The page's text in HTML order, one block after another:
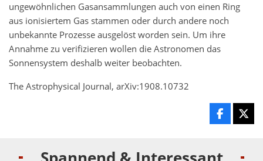
ungewöhnlichen Gasansammlungen auch von einen Ring
aus ionisiertem Gas stammen oder durch andere noch
unbekannte Prozesse ausgelöst worden sein. Um ihre
Annahme zu verifizieren wollen die Astronomen das
Sonnensystem deshalb weiter beobachten.
The Astrophysical Journal, arXiv:1908.10732